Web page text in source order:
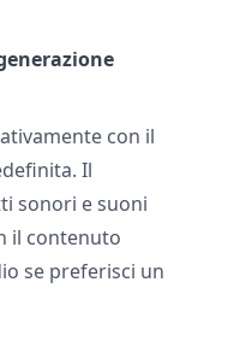
con il
Il
sonori e suoni
il contenuto
se preferisci un